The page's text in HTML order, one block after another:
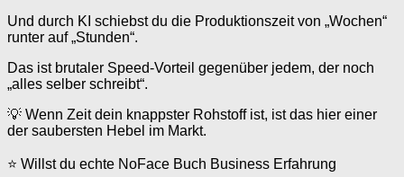
Und durch KI schiebst du die Produktionszeit von „Wochen“
runter auf „Stunden“.
Das ist brutaler Speed-Vorteil gegenüber jedem, der noch
„alles selber schreibt“.
💡 Wenn Zeit dein knappster Rohstoff ist, ist das hier einer
der saubersten Hebel im Markt.
⭐ Willst du echte NoFace Buch Business Erfahrung